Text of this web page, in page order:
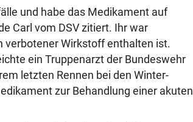
und habe das Medikament auf
Carl vom DSV zitiert. Ihr war
verbotener Wirkstoff enthalten ist.
ein Truppenarzt der Bundeswehr
letzten Rennen bei den Winter-
zur Behandlung einer akuten